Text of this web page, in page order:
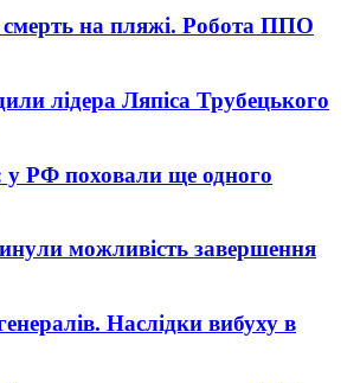
на пляжі. Робота ППО
лідера Ляпіса Трубецького
у РФ поховали ще одного
можливість завершення
Наслідки вибуху в